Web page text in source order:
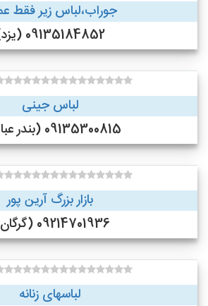
جوراب،لباس زیر فقط
09135184852 (یزد)
لباس جینی
09135300815 (بندر عباس)
بازار بزرگ آرین پور
09214701936 (گرگان )
لباسهای زنانه